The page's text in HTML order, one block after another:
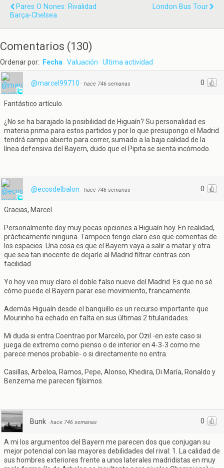
Pares O Nones: Rivalidad
Barça-Chelsea
London Bus Tour
Comentarios (130)
Ordenar por: Fecha Valuación Ultima actividad
0
@marcel99710 · hace 746 semanas
Fantástico artículo.
¿No se ha barajado la posibilidad de Higuaín? Su personalidad es
materia prima para estos partidos y por lo que presupongo el Madrid
tendrá campo abierto para correr, sumado a la baja calidad de la
línea defensiva del Bayern, dudo que el Pipita se sienta incómodo.
0
@ecosdelbalon · hace 746 semanas
Gracias, Marcel.
Personalmente doy muy pocas opciones a Higuaín hoy. En realidad,
prácticamente ninguna. Tampoco tengo claro eso que comentas de
los espacios. Una cosa es que el Bayern vaya a salir a matar y otra
que sea tan inocente de dejarle al Madrid filtrar contras con
facilidad...
Yo hoy veo muy claro el doble falso nueve del Madrid. Es que no sé
cómo puede el Bayern parar ese movimiento, francamente.
Además Higuaín desde el banquillo es un recurso importante que
Mourinho ha echado en falta en sus últimas 2 titularidades.
Mi duda si entra Coentrao por Marcelo, por Özil -en este caso si
juega de extremo como pienso o de interior en 4-3-3 como me
parece menos probable- o si directamente no entra.
Casillas, Arbeloa, Ramos, Pepe, Alonso, Khedira, Di María, Ronaldo y
Benzema me parecen fijísimos.
0
Bunk · hace 746 semanas
A mi los argumentos del Bayern me parecen dos que conjugan su
mejor potencial con las mayores debilidades del rival: 1. La calidad de
sus hombres exteriores frente a unos laterales madridistas en muy